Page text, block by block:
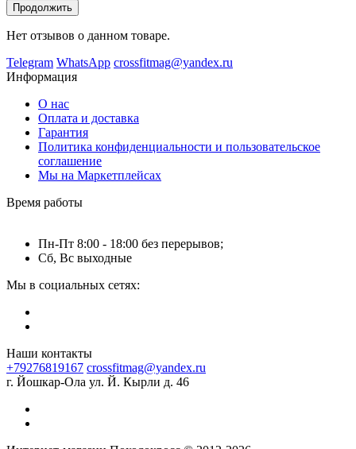
Продолжить
Нет отзывов о данном товаре.
Telegram WhatsApp crossfitmag@yandex.ru
Информация
О нас
Оплата и доставка
Гарантия
Политика конфиденциальности и пользовательское
соглашение
Мы на Маркетплейсах
Время работы
Пн-Пт 8:00 - 18:00 без перерывов;
Сб, Вс выходные
Мы в социальных сетях:
Наши контакты
+79276819167 crossfitmag@yandex.ru
г. Йошкар-Ола ул. Й. Кырли д. 46